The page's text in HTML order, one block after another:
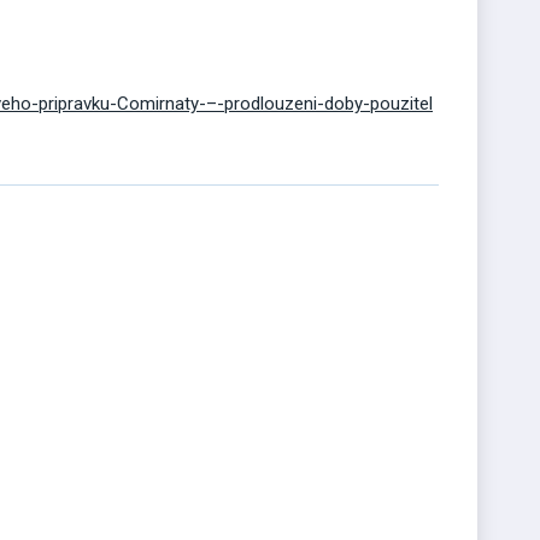
pripravku-Comirnaty-–-prodlouzeni-doby-pouzitel